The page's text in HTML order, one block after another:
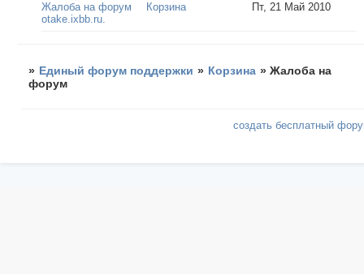
Жалоба на форум
otake.ixbb.ru.
Корзина Пт, 21 Май 2010
» Единый форум поддержки » Корзина »Жалоба на
форум
создать бесплатный